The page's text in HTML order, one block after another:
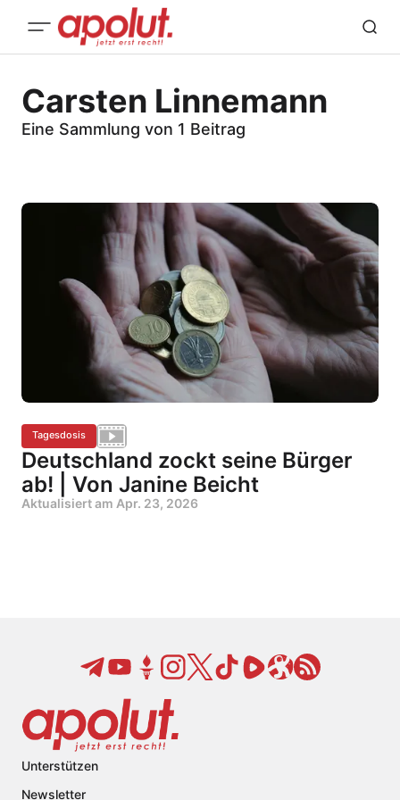
Carsten Linnemann
Eine Sammlung von 1 Beitrag
Tagesdosis
Deutschland zockt seine Bürger
ab! | Von Janine Beicht
Aktualisiert am Apr. 23, 2026
Unterstützen
Newsletter